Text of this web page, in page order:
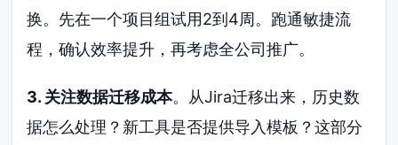
换。先在一个项目组试用2到4周。跑通敏捷流
程，确认效率提升，再考虑全公司推广。
3. 关注数据迁移成本。从Jira迁移出来，历史数
据怎么处理？新工具是否提供导入模板？这部分